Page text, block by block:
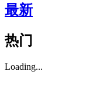
最新
热门
Loading...